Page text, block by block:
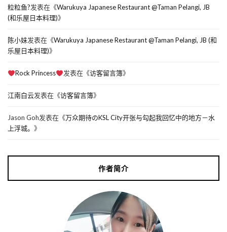
粒粒鱼?发表在《Warukuya Japanese Restaurant @Taman Pelangi, JB
(和乐屋日本料理)》
陈小妹发表在《Warukuya Japanese Restaurant @Taman Pelangi, JB (和
乐屋日本料理)》
Rock Princess 发表在《访客留言簿》
江南白云发表在《访客留言簿》
Jason Goh发表在《万众期待のKSL City开张与勾起我回忆中的地方－水
上浮城。 》
作者简介